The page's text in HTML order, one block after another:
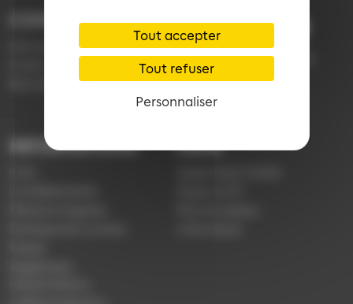
Tout accepter
Tout refuser
Personnaliser
CONTACT
Demande d'information
Réclamation
03 89 66 77 77
du lundi au vendredi de
7h30 à 18h00 (en
INFORMATIONS LIENS